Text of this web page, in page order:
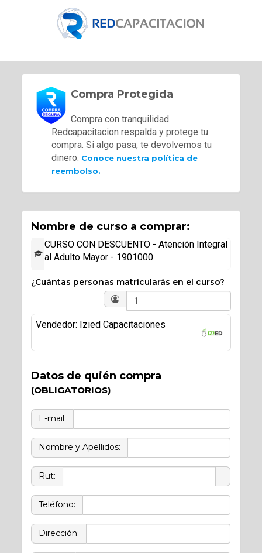
Compra Protegida
Compra con tranquilidad.
Redcapacitacion respalda y protege tu
compra. Si algo pasa, te devolvemos tu
dinero. Conoce nuestra política de
reembolso.
Nombre de curso a comprar:
CURSO CON DESCUENTO - Atención Integral
al Adulto Mayor - 1901000
¿Cuántas personas matricularás en el curso?
Vendedor: Izied Capacitaciones
Datos de quién compra
(OBLIGATORIOS)
E-mail:
Nombre y Apellidos:
Rut:
Teléfono:
Dirección: